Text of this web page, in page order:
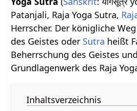
Patanjali, Raja Yoga Sutra,
Herrscher. Der königliche
des Geistes oder Sutra heißt
Beherrschung des Geistes
Grundlagenwerk des Raja
Inhaltsverzeichnis